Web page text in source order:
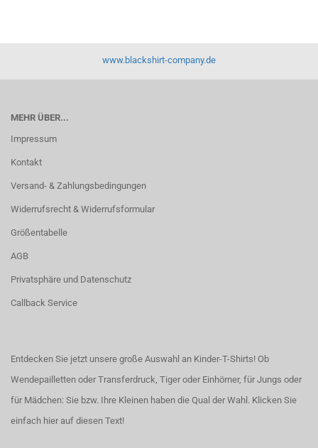
www.blackshirt-company.de
MEHR ÜBER...
Impressum
Kontakt
Versand- & Zahlungsbedingungen
Widerrufsrecht & Widerrufsformular
Größentabelle
AGB
Privatsphäre und Datenschutz
Callback Service
Entdecken Sie jetzt unsere große Auswahl an Kinder-T-Shirts! Ob
Wendepailletten oder Transferdruck, Tiger oder Einhörner, für Jungs oder
für Mädchen: Sie bzw. Ihre Kleinen haben die Qual der Wahl. Klicken Sie
einfach hier auf diesen Text!